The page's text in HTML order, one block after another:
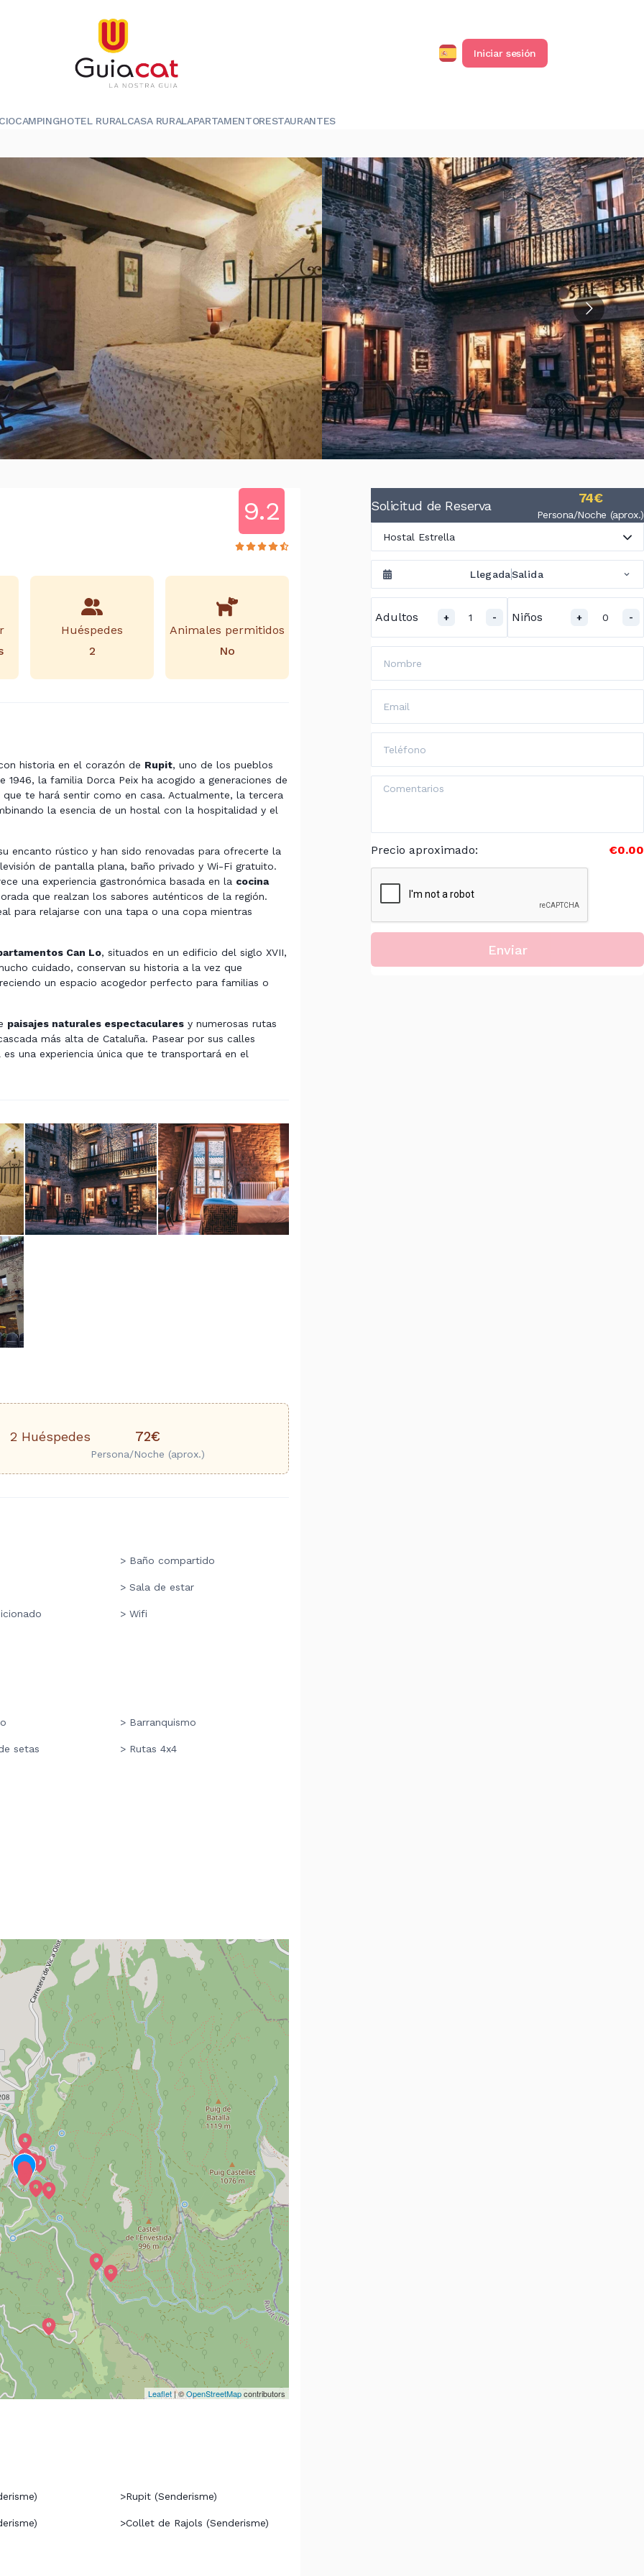
Iniciar sesión
CAMPINGHOTEL RURALCASA RURALAPARTAMENTORESTAURANTES
9.2
Huéspedes
2
Animales permitidos
No
historia en el corazón de Rupit, uno de los pueblos
1946, la familia Dorca Peix ha acogido a generaciones de
te hará sentir como en casa. Actualmente, la tercera
la esencia de un hostal con la hospitalidad y el
encanto rústico y han sido renovadas para ofrecerte la
de pantalla plana, baño privado y Wi-Fi gratuito.
una experiencia gastronómica basada en la cocina
que realzan los sabores auténticos de la región.
para relajarse con una tapa o una copa mientras
Can Lo, situados en un edificio del siglo XVII,
cuidado, conservan su historia a la vez que
un espacio acogedor perfecto para familias o
paisajes naturales espectaculares y numerosas rutas
más alta de Cataluña. Pasear por sus calles
una experiencia única que te transportará en el
2 Huéspedes 72€
Persona/Noche (aprox.)
> Baño compartido
> Sala de estar
> Wifi
> Barranquismo
setas > Rutas 4x4
Leaflet| ©OpenStreetMapcontributors
>Rupit (Senderisme)
>Collet de Rajols (Senderisme)
Solicitud de Reserva 74€
Persona/Noche (aprox.)
Hostal Estrella
LlegadaSalida
Adultos + 1 - Niños + 0 -
Precio aproximado: €0.00
Enviar